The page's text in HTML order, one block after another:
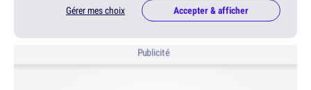
Gérer mes choix Accepter & afficher
Publicité